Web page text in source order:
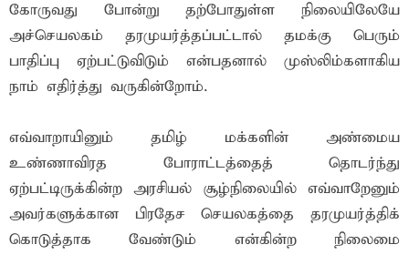
கோருவது போன்று தற்போதுள்ள நிலையிலேயே
அச்செயலகம் தரமுயர்த்தப்பட்டால் தமக்கு பெரும்
பாதிப்பு ஏற்பட்டுவிடும் என்பதனால் முஸ்லிம்களாகிய
நாம் எதிர்த்து வருகின்றோம்.
எவ்வாறாயினும் தமிழ் மக்களின் அண்மைய
உண்ணாவிரத போராட்டத்தைத் தொடர்ந்து
ஏற்பட்டிருக்கின்ற அரசியல் சூழ்நிலையில் எவ்வாறேனும்
அவர்களுக்கான பிரதேச செயலகத்தை தரமுயர்த்திக்
கொடுத்தாக வேண்டும் என்கின்ற நிலைமை